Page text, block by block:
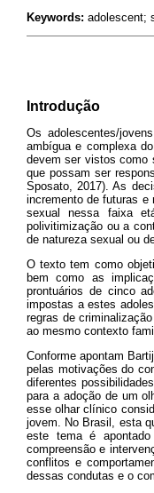
Keywords: adolescent;
Introdução
Os adolescentes/
ambígua e complexa
devem ser vistos como
que possam ser
Sposato, 2017). As
incremento de futuras e
sexual nessa faixa
polivitimização ou a
de natureza sexual ou
O texto tem como
bem como as
prontuários de cinco
impostas a estes
regras de
ao mesmo contexto
Conforme apontam
pelas motivações do
diferentes
para a adoção de um
esse olhar clínico
jovem. No Brasil, esta
este tema é
compreensão e
conflitos e
dessas condutas e o